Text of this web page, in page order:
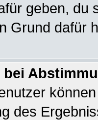
geben, du
Grund dafür
bei
des